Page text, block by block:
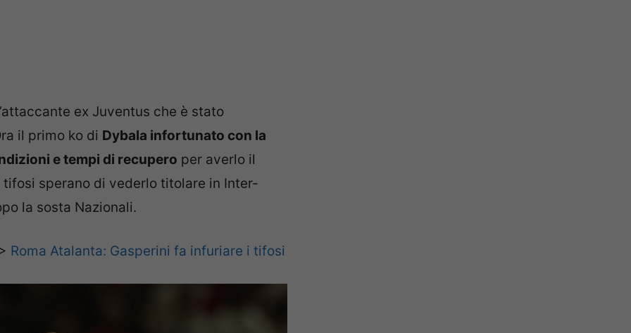
ex Juventus che è stato
il primo ko di Dybala infortunato con la
e tempi di recupero per averlo il
sperano di vederlo titolare in Inter-
la sosta Nazionali.
Roma Atalanta: Gasperini fa infuriare i tifosi